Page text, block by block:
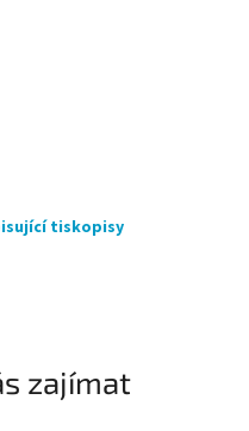
tiskopisy
zajímat